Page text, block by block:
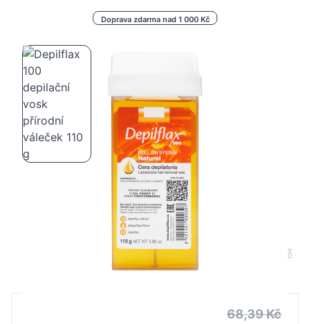
Doprava zdarma nad 1 000 Kč
Depilflax 100 depilační vosk přírodní
68,39 Kč